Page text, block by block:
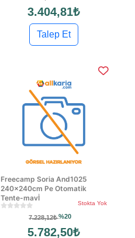
3.404,81₺
Talep Et
Freecamp Soria And1025
240x240cm Pe Otomatik
Tente-mavİ
Stokta Yok
7.228,12₺%20
5.782,50₺